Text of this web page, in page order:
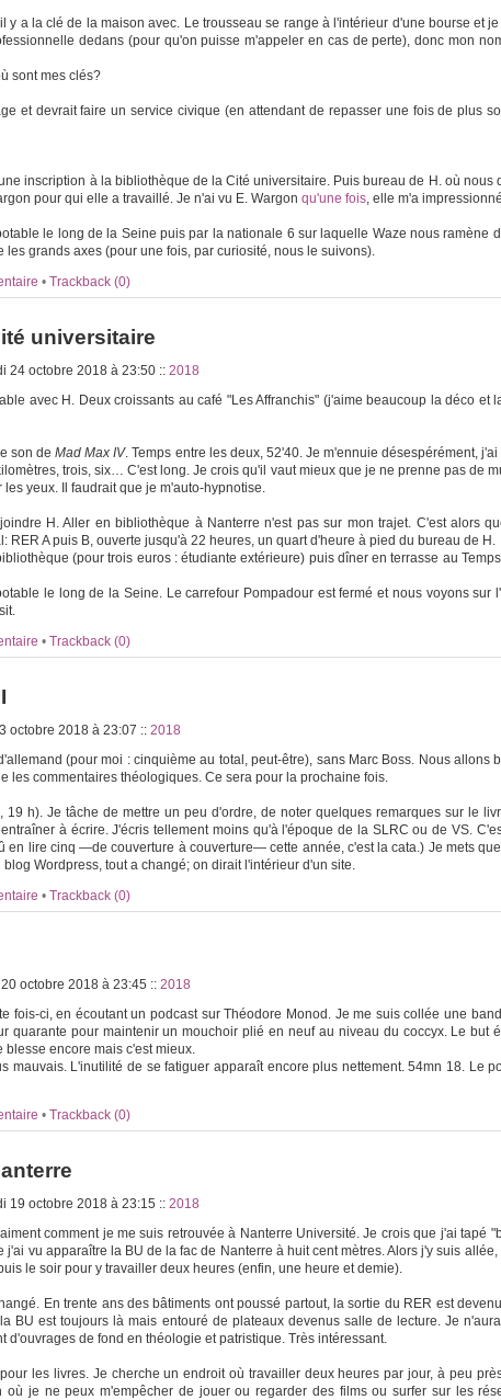
y a la clé de la maison avec. Le trousseau se range à l'intérieur d'une bourse et
dedans (pour qu'on puisse m'appeler en cas de perte), donc mon
sont mes clés?
et devrait faire un service civique (en attendant de repasser une fois de plus
inscription à la bibliothèque de la Cité universitaire. Puis bureau de H. où nous
pour qui elle a travaillé. Je n'ai vu E. Wargon qu'une fois, elle m'a
le long de la Seine puis par la nationale 6 sur laquelle Waze nous ramène
les grands axes (pour une fois, par curiosité, nous le suivons).
• Trackback (0)
universitaire
24 octobre 2018 à 23:50 :: 2018
avec H. Deux croissants au café "Les Affranchis" (j'aime beaucoup la déco et
son deMad Max IV. Temps entre les deux, 52'40. Je m'ennuie désespérément,
trois, six… C'est long. Je crois qu'il vaut mieux que je ne prenne pas de
les yeux. Il faudrait que je m'auto-hypnotise.
H. Aller en bibliothèque à Nanterre n'est pas sur mon trajet. C'est alors
RER A puis B, ouverte jusqu'à 22 heures, un quart d'heure à pied du bureau de H.
(pour trois euros : étudiante extérieure) puis dîner en terrasse au
le long de la Seine. Le carrefour Pompadour est fermé et nous voyons sur
• Trackback (0)
octobre 2018 à 23:07 :: 2018
(pour moi : cinquième au total, peut-être), sans Marc Boss. Nous allons
les commentaires théologiques. Ce sera pour la prochaine fois.
19 h). Je tâche de mettre un peu d'ordre, de noter quelques remarques sur le
à écrire. J'écris tellement moins qu'à l'époque de la SLRC ou de VS.
en lire cinq —de couverture à couverture— cette année, c'est la cata.) Je mets
Wordpress, tout a changé; on dirait l'intérieur d'un site.
• Trackback (0)
octobre 2018 à 23:45 :: 2018
fois-ci, en écoutant un podcast sur Théodore Monod. Je me suis collée une
quarante pour maintenir un mouchoir plié en neuf au niveau du coccyx. Le but
blesse encore mais c'est mieux.
mauvais. L'inutilité de se fatiguer apparaît encore plus nettement. 54mn 18. Le
• Trackback (0)
19 octobre 2018 à 23:15 :: 2018
comment je me suis retrouvée à Nanterre Université. Je crois que j'ai tapé
j'ai vu apparaître la BU de la fac de Nanterre à huit cent mètres. Alors j'y suis
le soir pour y travailler deux heures (enfin, une heure et demie).
En trente ans des bâtiments ont poussé partout, la sortie du RER est
BU est toujours là mais entouré de plateaux devenus salle de lecture. Je
d'ouvrages de fond en théologie et patristique. Très intéressant.
les livres. Je cherche un endroit où travailler deux heures par jour, à peu
où je ne peux m'empêcher de jouer ou regarder des films ou surfer sur les